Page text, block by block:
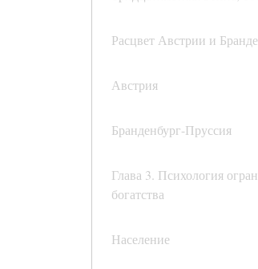
Расцвет Австрии и
Австрия
Бранденбург-Пруссия
Глава 3. Психология
богатства
Население